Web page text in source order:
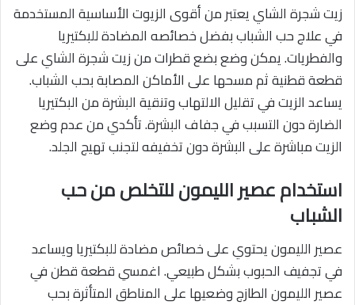
زيت شجرة الشاي يعتبر من أقوى الزيوت الأساسية المستخدمة
في علاج حب الشباب بفضل خصائصه المضادة للبكتيريا
والفطريات. يمكن وضع بضع قطرات من زيت شجرة الشاي على
قطعة قطنية ثم مسحها على الأماكن المصابة بحب الشباب.
يساعد الزيت في تقليل الالتهاب وتنقية البشرة من البكتيريا
الضارة دون التسبب في جفاف البشرة. تأكدي من عدم وضع
الزيت مباشرة على البشرة دون تخفيفه لتجنب تهيج الجلد.
استخدام عصير الليمون للتخلص من حب
الشباب
عصير الليمون يحتوي على خصائص مضادة للبكتيريا ويساعد
في تجفيف الحبوب بشكل طبيعي. اغمسي قطعة قطن في
عصير الليمون الطازج وضعيها على المناطق المتأثرة بحب